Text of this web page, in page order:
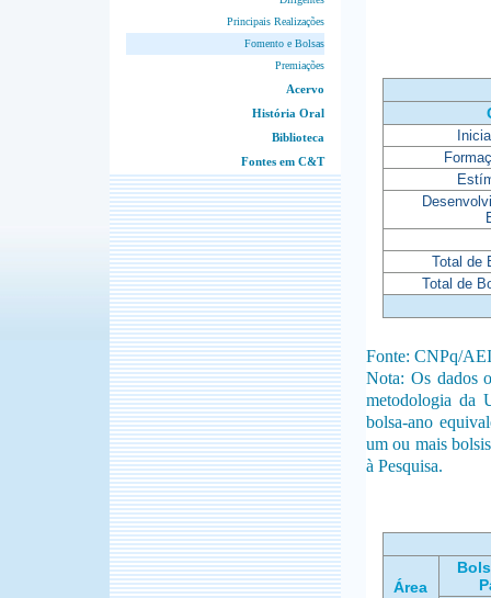
Principais Realizações
Fomento e Bolsas
Premiações
Acervo
História Oral
Biblioteca
Fontes em C&T
Total de
Total de
Fonte: CNPq/AEI
Nota: Os dados
metodologia da
bolsa-ano
um ou mais
à Pesquisa.
Área